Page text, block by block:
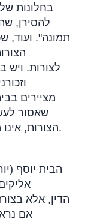
בחלונות
להסירן,
תמונה". ועוד,
לצורות. ויש
מציירים
שאסור
הצורות,.
הבית יוסף
הדין, אלא
אם